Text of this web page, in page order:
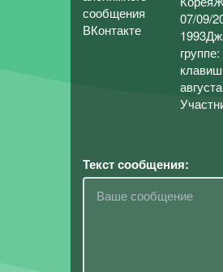
07/09/
Текст сообщения: